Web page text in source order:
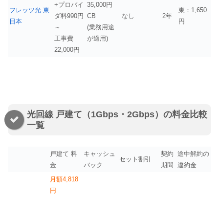
フレッツ光 東
日本
+プロバイ
ダ料990円
～
工事費
22,000円
35,000円
CB
(業務用途
が適用)
なし 2年
東：1,650
円
光回線 戸建て（1Gbps・2Gbps）の料金比較
一覧
戸建て 料
金
キャッシュ
バック
セット割引
契約
期間
途中解約の
違約金
月額4,818
円